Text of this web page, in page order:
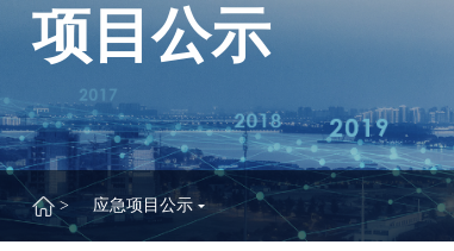
项目公示
> 应急项目公示